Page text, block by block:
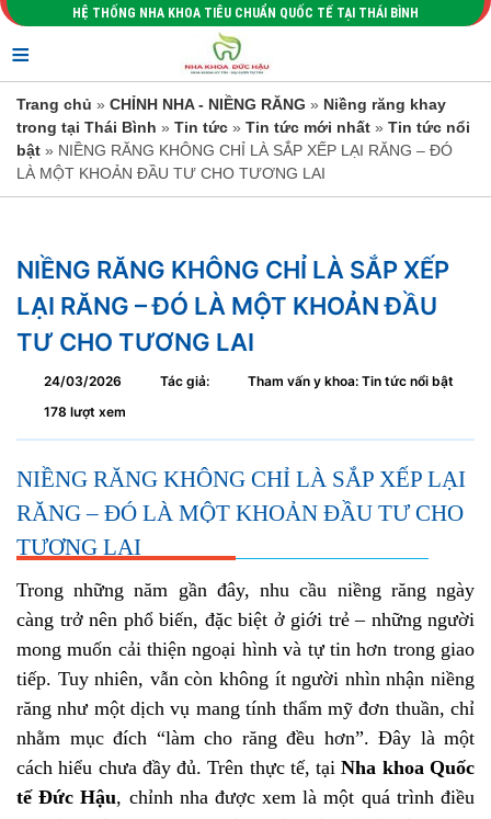
HỆ THỐNG NHA KHOA TIÊU CHUẨN QUỐC TẾ TẠI THÁI BÌNH
≡
Trang chủ » CHỈNH NHA - NIỀNG RĂNG » Niềng răng khay
trong tại Thái Bình » Tin tức » Tin tức mới nhất » Tin tức nổi
bật » NIỀNG RĂNG KHÔNG CHỈ LÀ SẮP XẾP LẠI RĂNG – ĐÓ
LÀ MỘT KHOẢN ĐẦU TƯ CHO TƯƠNG LAI
NIỀNG RĂNG KHÔNG CHỈ LÀ SẮP XẾP
LẠI RĂNG – ĐÓ LÀ MỘT KHOẢN ĐẦU
TƯ CHO TƯƠNG LAI
24/03/2026 Tác giả:
Tham vấn y khoa: Tin tức nổi bật
178 lượt xem
NIỀNG RĂNG KHÔNG CHỈ LÀ SẮP XẾP LẠI
RĂNG – ĐÓ LÀ MỘT KHOẢN ĐẦU TƯ CHO
TƯƠNG LAI
Trong những năm gần đây, nhu cầu niềng răng ngày
càng trở nên phổ biến, đặc biệt ở giới trẻ – những người
mong muốn cải thiện ngoại hình và tự tin hơn trong giao
tiếp. Tuy nhiên, vẫn còn không ít người nhìn nhận niềng
răng như một dịch vụ mang tính thẩm mỹ đơn thuần, chỉ
nhằm mục đích “làm cho răng đều hơn”. Đây là một
cách hiểu chưa đầy đủ. Trên thực tế, tạiNha khoa Quốc
tế Đức Hậu, chỉnh nha được xem là một quá trình điều